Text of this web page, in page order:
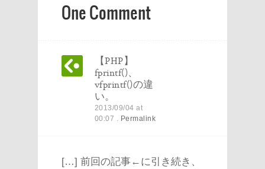
One Comment
【PHP】
fprintf()、
vfprintf()の違
い。
2013/09/04 at
00:07 . Permalink
[…] 前回の記事←に引き続き、